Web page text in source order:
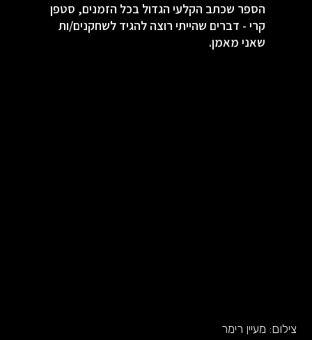
הספר שכתב הקלעי הגדול בכל הזמנים, סטפן
קרי - דברים שהייתי רוצה להגיד לשחקנים/ות
שאני מאמן.
צילום: מעיין רימר